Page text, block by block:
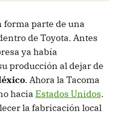
parte de una
de Toyota. Antes
ya había
producción al dejar de
. Ahora la Tacoma
hacia Estados Unidos.
la fabricación local